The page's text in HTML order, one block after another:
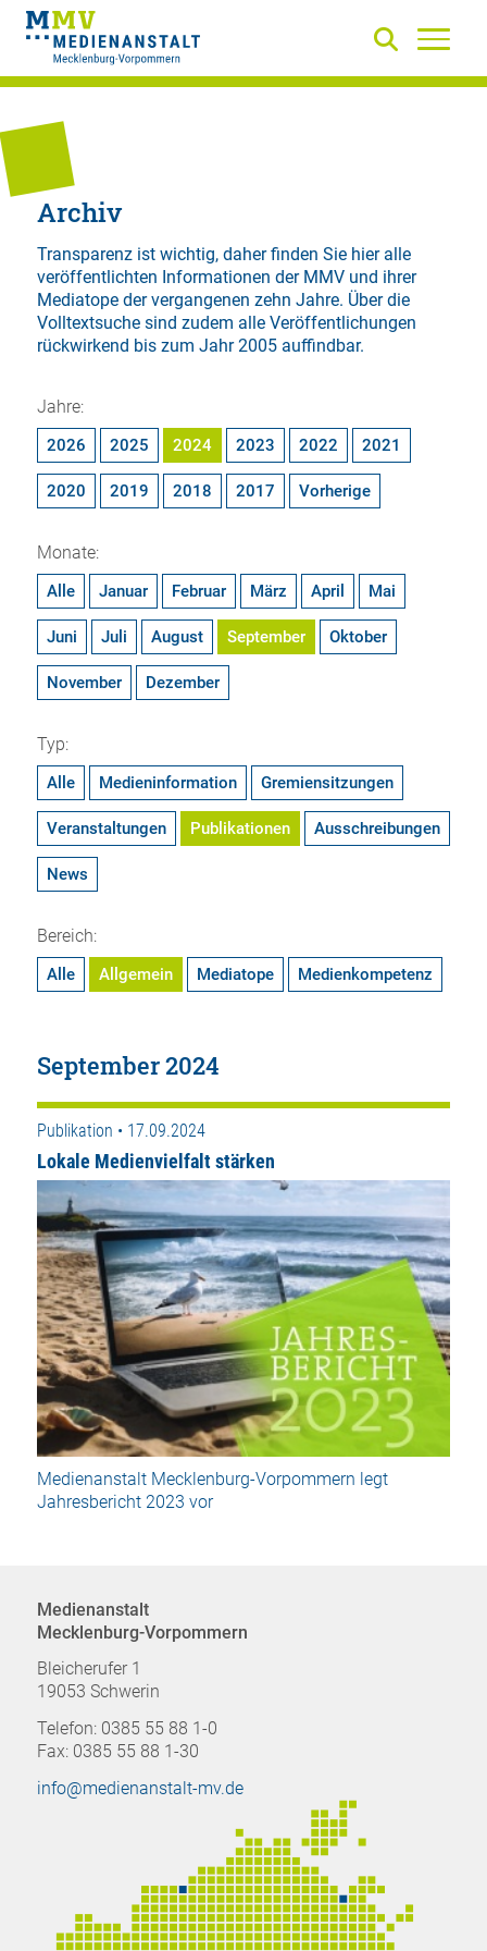
Archiv
Transparenz ist wichtig, daher finden Sie hier alle
veröffentlichten Informationen der MMV und ihrer
Mediatope der vergangenen zehn Jahre. Über die
Volltextsuchesind zudem alle Veröffentlichungen
rückwirkend bis zum Jahr 2005 auffindbar.
Jahre:
2026 2025 2024 2023 2022 2021
2020 2019 2018 2017 Vorherige
Monate:
Alle Januar Februar März April Mai
Juni Juli August September Oktober
November Dezember
Typ:
Alle Medieninformation Gremiensitzungen
Veranstaltungen Publikationen Ausschreibungen
News
Bereich:
Alle Allgemein Mediatope Medienkompetenz
September 2024
Publikation • 17.09.2024
Lokale Medienvielfalt stärken
Medienanstalt Mecklenburg-Vorpommern legt
Jahresbericht 2023 vor
Medienanstalt
Mecklenburg-Vorpommern
Bleicherufer 1
19053 Schwerin
Telefon: 0385 55 88 1-0
Fax: 0385 55 88 1-30
info@medienanstalt-mv.de